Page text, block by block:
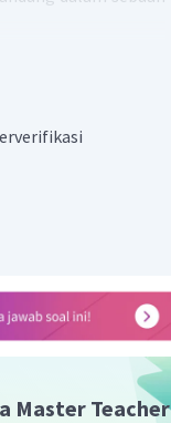
dalam iklan
dan kata kunci
buku
siswa SMP/MTs
Master Teacher